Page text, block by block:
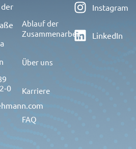
der
0
Ablauf der
Zusammenarbeit
Über uns
Karriere
FAQ
Instagram
LinkedIn